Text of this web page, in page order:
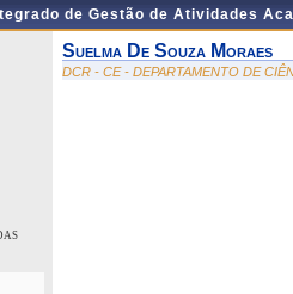
de Gestão de Atividades
Suelma De Souza Moraes
DCR - CE - DEPARTAMENTO DE